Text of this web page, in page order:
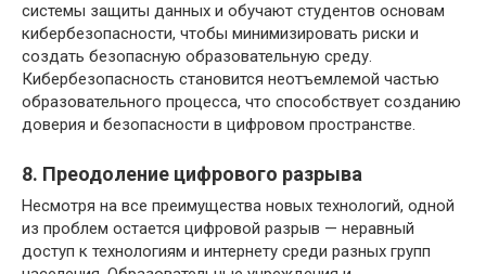
системы защиты данных и обучают студентов основам
кибербезопасности, чтобы минимизировать риски и
создать безопасную образовательную среду.
Кибербезопасность становится неотъемлемой частью
образовательного процесса, что способствует созданию
доверия и безопасности в цифровом пространстве.
8. Преодоление цифрового разрыва
Несмотря на все преимущества новых технологий, одной
из проблем остается цифровой разрыв — неравный
доступ к технологиям и интернету среди разных групп